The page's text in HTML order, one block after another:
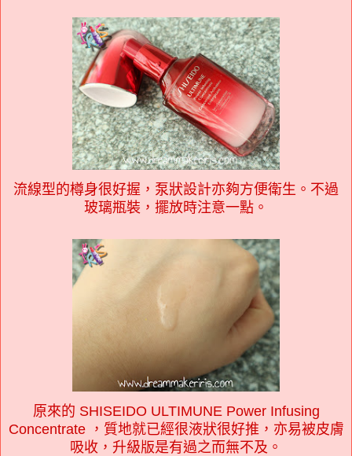
流線型的樽身很好握，泵狀設計亦夠方便衛生。不過
玻璃瓶裝，擺放時注意一點。
原來的 SHISEIDO ULTIMUNE Power Infusing
Concentrate ，質地就已經很液狀很好推，亦易被皮膚
吸收，升級版是有過之而無不及。